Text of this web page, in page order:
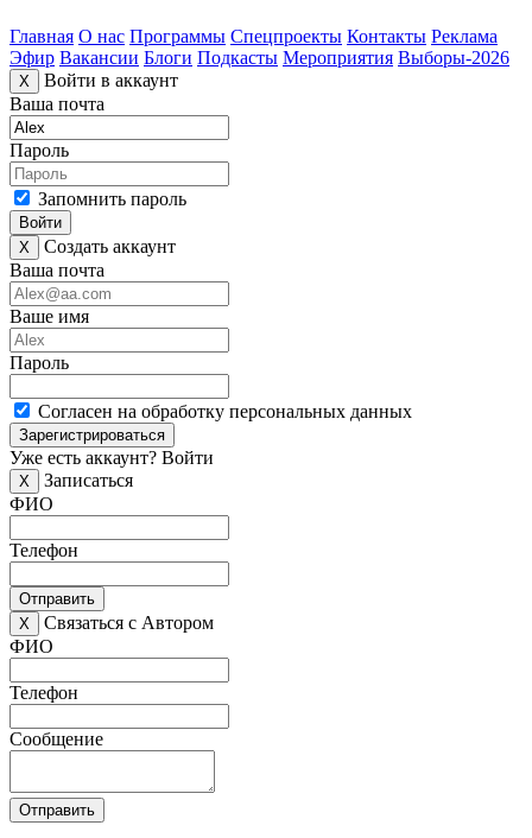
Главная О нас Программы Спецпроекты Контакты Реклама
Эфир Вакансии Блоги Подкасты Мероприятия Выборы-2026
X
Войти в аккаунт
Ваша почта
Пароль
Запомнить пароль
Войти
X
Создать аккаунт
Ваша почта
Ваше имя
Пароль
Согласен на обработку персональных данных
Зарегистрироваться
Уже есть аккаунт? Войти
X
Записаться
ФИО
Телефон
Отправить
X
Связаться с Автором
ФИО
Телефон
Сообщение
Отправить